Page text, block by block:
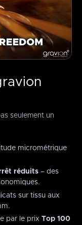
seulement un
micrométrique
réduits – des
sur tissu aux
par le prix Top 100